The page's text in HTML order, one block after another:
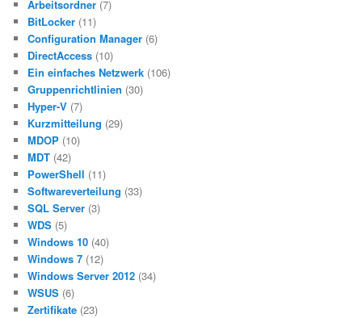
Arbeitsordner (7)
BitLocker (11)
Configuration Manager (6)
DirectAccess (10)
Ein einfaches Netzwerk (106)
Gruppenrichtlinien (30)
Hyper-V (7)
Kurzmitteilung (29)
MDOP (10)
MDT (42)
PowerShell (11)
Softwareverteilung (33)
SQL Server (3)
WDS (5)
Windows 10 (40)
Windows 7 (12)
Windows Server 2012 (34)
WSUS (6)
Zertifikate (23)